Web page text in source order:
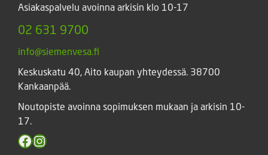
Asiakaspalvelu avoinna arkisin klo 10-17
02 631 9700
info@siemenvesa.fi
Keskuskatu 40, Aito kaupan yhteydessä. 38700
Kankaanpää.
Noutopiste avoinna sopimuksen mukaan ja arkisin 10-
17.
Facebook
Instagram